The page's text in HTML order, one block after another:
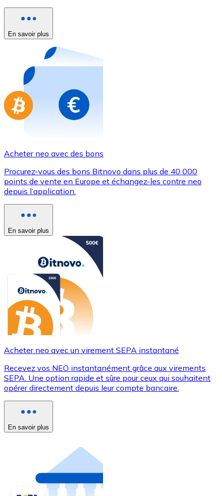
Acheter avec carte
Achetez des cartes-cadeaux de vos marques
Aller à la boutique de cartes-cadeaux
En savoir plus
Acheter neo avec des bons
Procurez-vous des bons Bitnovo dans plus de 40 000
points de vente en Europe et échangez-les contre neo
depuis l’application.
En savoir plus
Acheter neo avec un virement SEPA instantané
Recevez vos NEO instantanément grâce aux virements
SEPA. Une option rapide et sûre pour ceux qui souhaitent
opérer directement depuis leur compte bancaire.
En savoir plus